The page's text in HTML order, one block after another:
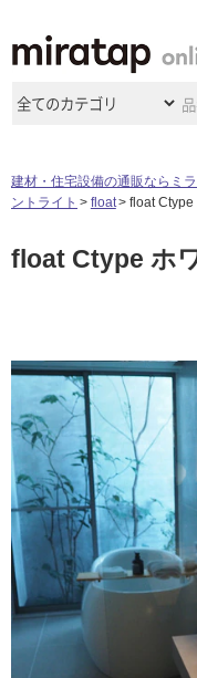
キッチン
扉
ウッドデッキ
収納
照明
内装用建材
ロートアイアン
施工事例
店舗・施設事例
シ
大阪ショールーム
名古屋ショールーム
福岡ショールーム
横浜スマートショー
ム
ご利用ガイド
よくある質問
修理お問い合わせ
説明書・図面検索
お役立ち情報
そ
ミラタップと創る家
ASOLIE
自分らしい家づくり
SUVACO
建材・住宅設備の通販ならミ
ントライト
float float Ctype
float Ctype ホ
タ
イ